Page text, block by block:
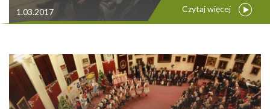
1.03.2017 Czytaj więcej